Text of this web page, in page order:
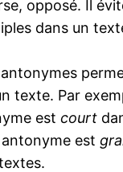
opposé. Il
dans un
texte. Par
est court
est